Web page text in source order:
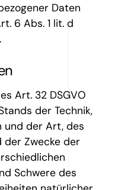
Daten
6 Abs. 1 lit. d
Art. 32 DSGVO
der Technik,
und der Art, des
der Zwecke der
Schwere des